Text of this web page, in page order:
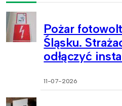
Pożar
Śląsku.
odłączyć
11-07-2026